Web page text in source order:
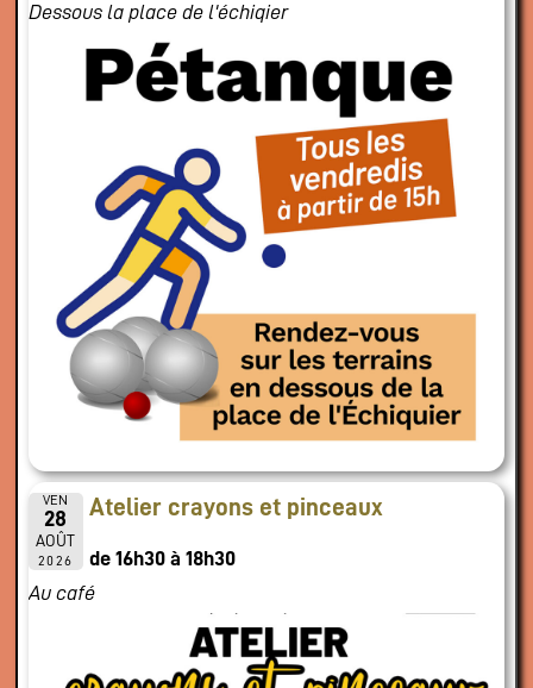
Dessous la place de l'échiqier
VEN
28
AOÛT
2026
Atelier crayons et pinceaux
de 16h30 à 18h30
Au café